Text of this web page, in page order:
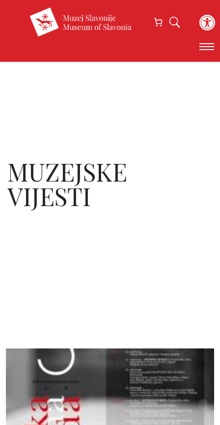
MUZEJSKE
VIJESTI